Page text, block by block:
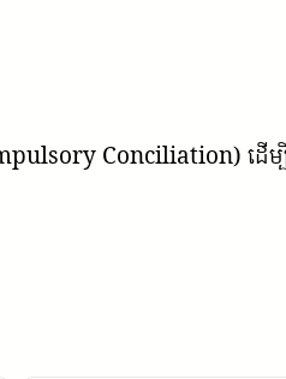
Conciliation) ដើ